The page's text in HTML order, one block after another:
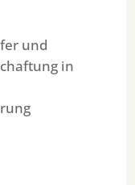
und
in